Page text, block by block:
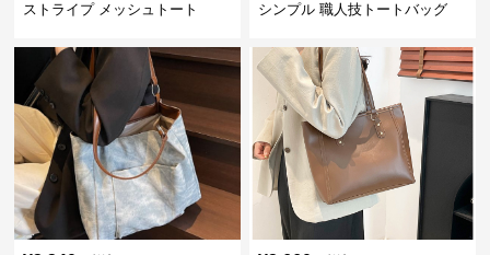
ストライプ メッシュトート
シンプル 職人技トートバッグ